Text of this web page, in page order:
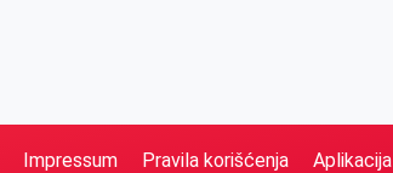
Impressum Pravila korišćenja Aplikacija